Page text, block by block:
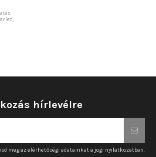
hírlevélre
meg az elérhetőségi adatainkat a jogi nyilatkozatban.